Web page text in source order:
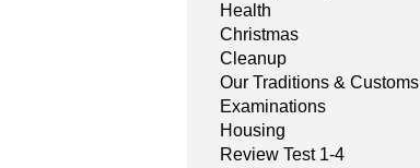
Health
Christmas
Cleanup
Our Traditions & Customs
Examinations
Housing
Review Test 1-4